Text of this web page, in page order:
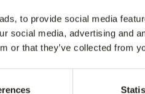
to provide social media
social media, advertising and
or that they’ve collected from
-
Rise spare
yellow